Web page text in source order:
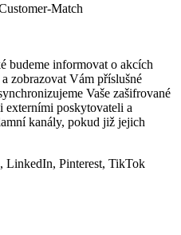
Match
budeme informovat o akcích
zobrazovat Vám příslušné
Vaše zašifrované
externími poskytovateli a
kanály, pokud již jejich
LinkedIn, Pinterest, TikTok